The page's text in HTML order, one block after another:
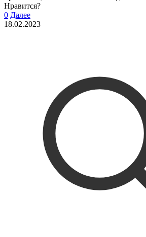
Нравится?
0 Далее
18.02.2023